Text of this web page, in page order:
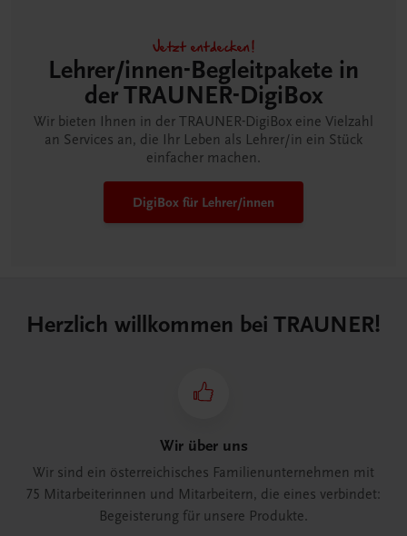
Jetzt entdecken!
Lehrer/innen-Begleitpakete in
der TRAUNER-DigiBox
Wir bieten Ihnen in der TRAUNER-DigiBox eine Vielzahl
an Services an, die Ihr Leben als Lehrer/in ein Stück
einfacher machen.
DigiBox für Lehrer/innen
Herzlich willkommen bei TRAUNER!
Wir über uns
Wir sind ein österreichisches Familienunternehmen mit
75 Mitarbeiterinnen und Mitarbeitern, die eines verbindet:
Begeisterung für unsere Produkte.